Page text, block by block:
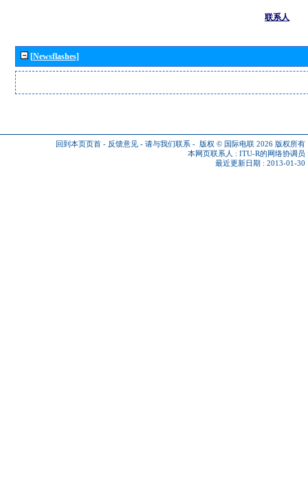
联系人
[Newsflashes]
回到本页页首 - 反馈意见 - 请与我们联系 - 版权 © 国际电联 2026 版权所有
本网页联系人 : ITU-R的网络协调员
最近更新日期 : 2013-01-30